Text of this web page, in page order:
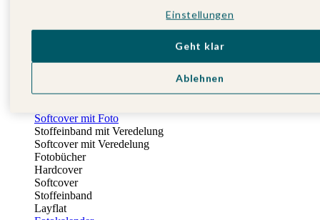
Fotobücher
Fotohalter
Notizbücher
Softcover mit Foto
Stoffeinband mit Veredelung
Softcover mit Veredelung
Fotobücher
Hardcover
Softcover
Stoffeinband
Layflat
Einstellungen
Ablehnen
Geht klar